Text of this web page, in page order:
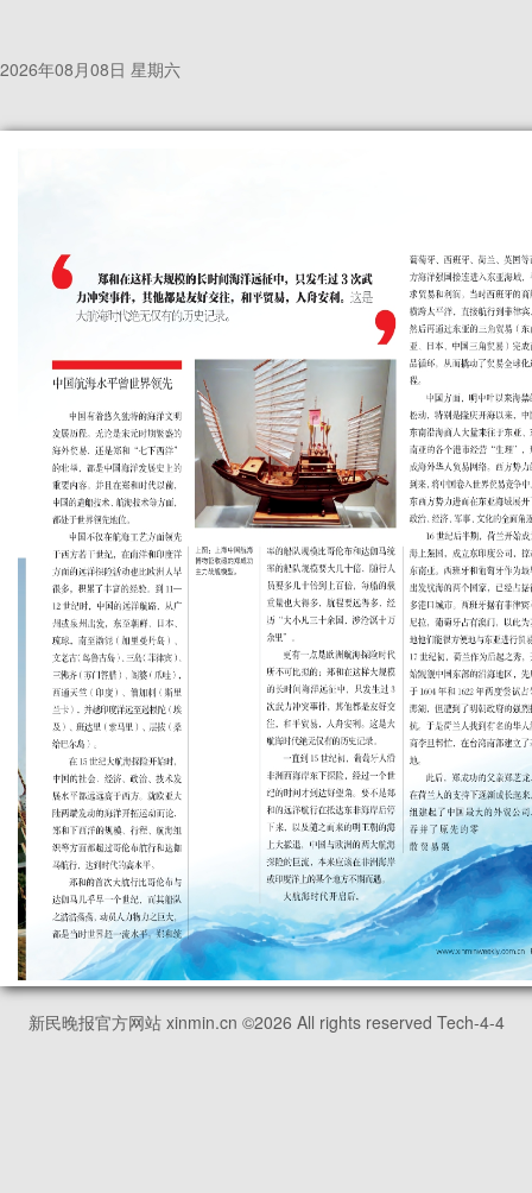
2026年08月08日 星期六
新民晚报官方网站 xinmin.cn ©2026 All rights reserved Tech-4-4